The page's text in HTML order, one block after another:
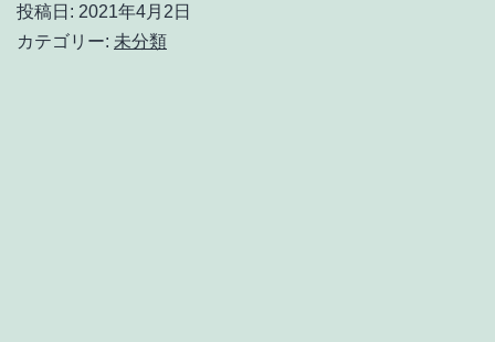
投稿日: 2021年4月2日
カテゴリー: 未分類